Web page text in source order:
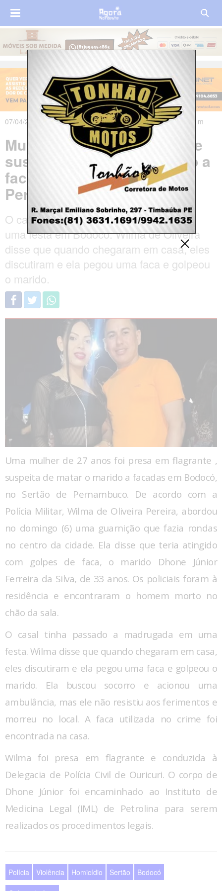
07/04/2025 às 23h49m - Atualizado em 10/04/2025 às 11h31m
Mulher é presa em flagrante
suspeita de matar o marido a
facadas no Sertão de
Pernambuco
O casal tinha passado a madrugada em
uma festa em Bodocó. Wilma de Oliveira
disse que quando chegaram em casa, eles
discutiram e ela pegou uma faca e golpeou
o marido.
Uma mulher de 27 anos foi presa em flagrante ,
suspeita de matar o marido a facadas em Bodocó,
no Sertão de Pernambuco. De acordo com a
Polícia Militar, Wilma de Oliveira Pereira, abordou
no domingo (6) uma guarnição que fazia rondas
no centro da cidade. Ela disse que teria atingido
com golpes de faca, o marido Dhone Júnior
Ferreira da Silva, de 33 anos. Os policiais foram à
residência e encontraram o homem morto no
chão da sala.
O casal tinha passado a madrugada em uma
festa. Wilma disse que quando chegaram em casa,
eles discutiram e ela pegou uma faca e golpeou o
marido. Ela buscou socorro e acionou uma
ambulância, mas ele não resistiu aos ferimentos e
morreu no local. A faca utilizada no crime foi
encontrada na casa.
Wilma foi presa em flagrante e conduzida à
Delegacia de Polícia Civil de Ouricuri. O corpo de
Dhone Júnior foi encaminhado ao Instituto de
Medicina Legal (IML) de Petrolina para serem
realizados os procedimentos legais.
Polícia Violência Homicídio Sertão Bodocó